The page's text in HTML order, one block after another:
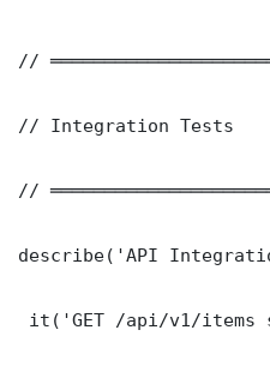
//
// Integration Tests
//
describe('API
it('GET /api/v1/items